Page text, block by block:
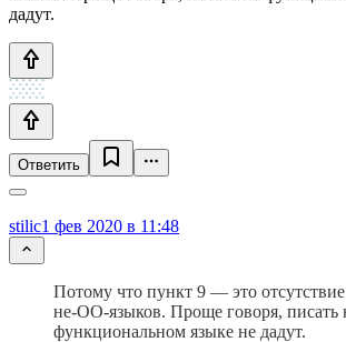
дадут.
Ответить
stilic1 фев 2020 в 11:48
Потому что пункт 9 — это
не-ОО-языков. Проще говоря, писать
функциональном языке не дадут.